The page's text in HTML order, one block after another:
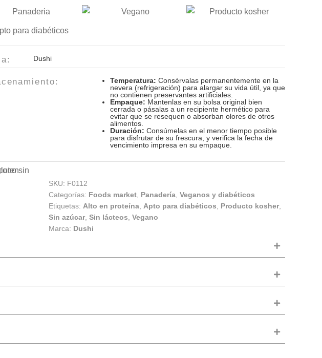
Dushi
Temperatura: Consérvalas permanentemente en la
nevera (refrigeración) para alargar su vida útil, ya que
no contienen preservantes artificiales.
Empaque: Mantenlas en su bolsa original bien
cerrada o pásalas a un recipiente hermético para
evitar que se resequen o absorban olores de otros
alimentos.
Duración: Consúmelas en el menor tiempo posible
para disfrutar de su frescura, y verifica la fecha de
vencimiento impresa en su empaque.
SKU: F0112
Categorías: Foods market, Panadería, Veganos y diabéticos
Etiquetas: Alto en proteína, Apto para diabéticos, Producto kosher,
Sin azúcar, Sin lácteos, Vegano
Marca: Dushi